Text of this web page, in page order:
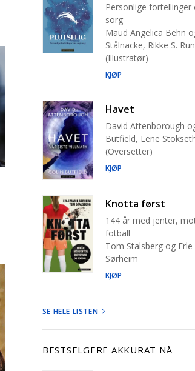
Personlige fortellinger
sorg
Maud Angelica Behn
Stålnacke, Rikke S.
(Illustratør)
KJØP
Havet
David Attenborough
Butfield, Lene
(Oversetter)
KJØP
Knotta først
144 år med jenter,
fotball
Tom Stalsberg og Erle
Sørheim
KJØP
SE HELE LISTEN
BESTSELGERE AKKURAT NÅ